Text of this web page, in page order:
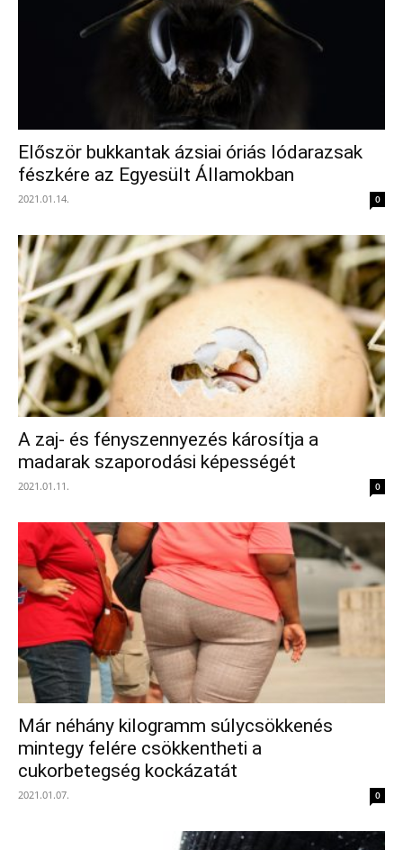
Először bukkantak ázsiai óriás lódarazsak
fészkére az Egyesült Államokban
2021.01.14. 0
A zaj- és fényszennyezés károsítja a
madarak szaporodási képességét
2021.01.11. 0
Már néhány kilogramm súlycsökkenés
mintegy felére csökkentheti a
cukorbetegség kockázatát
2021.01.07. 0